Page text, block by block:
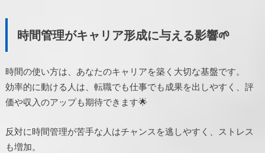
時間管理がキャリア形成に与える影響🌱
時間の使い方は、あなたのキャリアを築く大切な基盤です。
効率的に動ける人は、転職でも仕事でも成果を出しやすく、評
価や収入のアップも期待できます🌟
反対に時間管理が苦手な人はチャンスを逃しやすく、ストレス
も増加。